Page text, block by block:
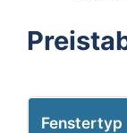
Fenstertyp